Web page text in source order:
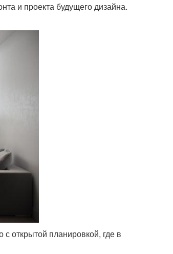
и проекта будущего дизайна.
открытой планировкой, где в